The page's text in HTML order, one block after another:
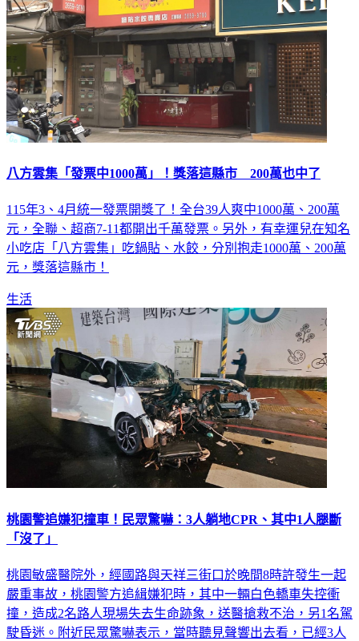
八方雲集「發票中1000萬」！獎落這縣市 200萬也中了
115年3、4月統一發票開獎了！全台39人爽中1000萬、200萬
元，全聯、超商7-11都開出千萬發票。另外，有幸運兒在知名
小吃店「八方雲集」吃鍋貼、水餃，分別抱走1000萬、200萬
元，獎落這縣市！
生活
桃園警追嫌犯撞車！民眾驚嚇：3人躺地CPR、其中1人腿斷
「沒了」
桃園敏盛醫院外，經國路與天祥三街口於晚間8時許發生一起
嚴重事故，桃園警方追緝嫌犯時，其中一輛白色轎車失控衝
撞，造成2名路人現場失去生命跡象，送醫搶救不治，另1名駕
駛昏迷。附近民眾驚嚇表示，當時聽見聲響出去看，已經3人